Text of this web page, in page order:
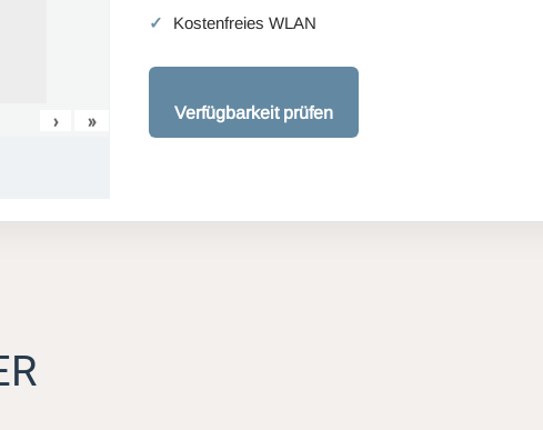
› »
Kostenfreies WLAN
Verfügbarkeit prüfen